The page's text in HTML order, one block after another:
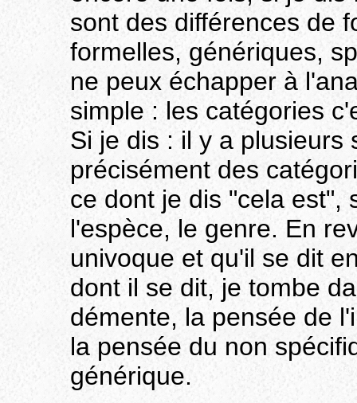
sont des différences de
formelles, génériques,
ne peux échapper à
simple : les catégories
Si je dis : il y a plusieurs
précisément des
ce dont je dis "cela est",
l'espèce, le genre. En
univoque et qu'il se dit
dont il se dit, je tombe
démente, la pensée de
la pensée du non
générique.